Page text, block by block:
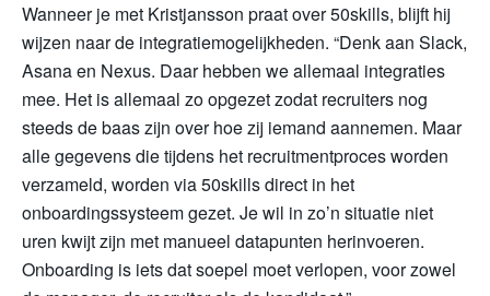
Wanneer je met Kristjansson praat over 50skills, blijft hij
wijzen naar de integratiemogelijkheden. “Denk aan Slack,
Asana en Nexus. Daar hebben we allemaal integraties
mee. Het is allemaal zo opgezet zodat recruiters nog
steeds de baas zijn over hoe zij iemand aannemen. Maar
alle gegevens die tijdens het recruitmentproces worden
verzameld, worden via 50skills direct in het
onboardingssysteem gezet. Je wil in zo’n situatie niet
uren kwijt zijn met manueel datapunten herinvoeren.
Onboarding is iets dat soepel moet verlopen, voor zowel